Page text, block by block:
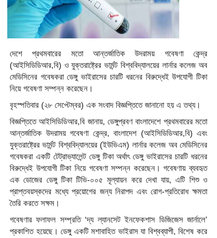
দেশে প্রথমবারের মতো আন্তর্জাতিক উদরাময় গবেষণা কেন্দ্র
(আইসিডিডিআর,বি) ও যুক্তরাষ্ট্রের ভার্মন্ট বিশ্ববিদ্যালয়ের লার্নার কলেজ অব
মেডিসিনের গবেষকরা ডেঙ্গু ভাইরাসের চারটি ধরনের বিরুদ্ধেই উপযোগী টিকা
নিয়ে গবেষণা সম্পন্ন করেছেন।
বৃহস্পতিবার (২৮ সেপ্টেম্বর) এক সংবাদ বিজ্ঞপ্তিতে জানানো হয় এ তথ্য।
বিজ্ঞপ্তিতে আইসিডিডিআর,বি জানায়, ডেঙ্গুপ্রবণ বাংলাদেশে প্রথমবারের মতো
আন্তর্জাতিক উদরাময় গবেষণা কেন্দ্র, বাংলাদেশ (আইসিডিডিআর,বি) এবং
যুক্তরাষ্ট্রের ভার্মন্ট বিশ্ববিদ্যালয়ের (ইউভিএম) লার্নার কলেজ অব মেডিসিনের
গবেষকরা একটি টেট্রাভ্যালেন্ট ডেঙ্গু টিকা অর্থাৎ ডেঙ্গু ভাইরাসের চারটি ধরনের
বিরুদ্ধেই উপযোগী টিকা নিয়ে গবেষণা সম্পন্ন করেছেন। গবেষণায় ব্যবহৃত
এক ডোজের ডেঙ্গু টিকা টিভি-০০৫ মূল্যায়ন করে দেখা যায়, এটি শিশু ও
প্রাপ্তবয়স্কদের মধ্যে প্রয়োগের জন্য নিরাপদ এবং রোগ-প্রতিরোধ ক্ষমতা
তৈরি করতে সক্ষম।
গবেষণার ফলাফল সম্প্রতি ‘দ্য ল্যানসেট ইনফেকশাস ডিজিজেস জার্নালে’
প্রকাশিত হয়েছে। ডেঙ্গু একটি মশাবাহিত ভাইরাস যা বিশ্বব্যাপী, বিশেষ করে